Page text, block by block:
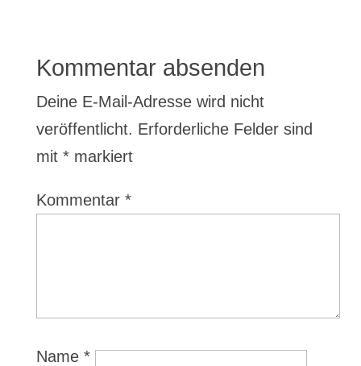
Kommentar absenden
Deine E-Mail-Adresse wird nicht
veröffentlicht. Erforderliche Felder sind
mit *markiert
Kommentar *
Name *